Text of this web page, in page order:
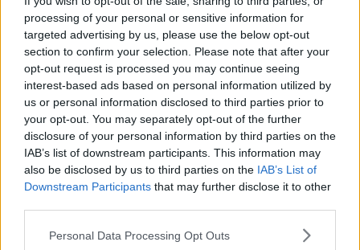
processing of your personal or sensitive information for
targeted advertising by us, please use the below opt-out
section to confirm your selection. Please note that after your
opt-out request is processed you may continue seeing
interest-based ads based on personal information utilized by
us or personal information disclosed to third parties prior to
your opt-out. You may separately opt-out of the further
disclosure of your personal information by third parties on the
IAB’s list of downstream participants. This information may
also be disclosed by us to third parties on the IAB’s List of
Downstream Participants that may further disclose it to other
Please note that this website/app uses one or more Google
Personal Data Processing Opt Outs
che si è oggi.
Questo processo di “rilettura” di sé stessi può
essere di grande stimolo per migliorarsi e capire
ciò di cui si ha bisogno, i propri reali obiettivi e
di quali persone ci si dovrebbe realmente
circondare. Queste e altre considerazioni
potranno far aprire gli occhi a chi è in cerca di
un reale benessere e un miglioramento della